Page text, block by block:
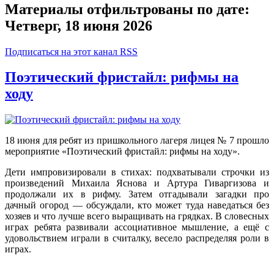
Материалы отфильтрованы по дате:
Четверг, 18 июня 2026
Подписаться на этот канал RSS
Поэтический фристайл: рифмы на
ходу
18 июня для ребят из пришкольного лагеря лицея № 7 прошло
мероприятие «Поэтический фристайл: рифмы на ходу».
Дети импровизировали в стихах: подхватывали строчки из
произведений Михаила Яснова и Артура Гиваргизова и
продолжали их в рифму. Затем отгадывали загадки про
дачный огород — обсуждали, кто может туда наведаться без
хозяев и что лучше всего выращивать на грядках. В словесных
играх ребята развивали ассоциативное мышление, а ещё с
удовольствием играли в считалку, весело распределяя роли в
играх.